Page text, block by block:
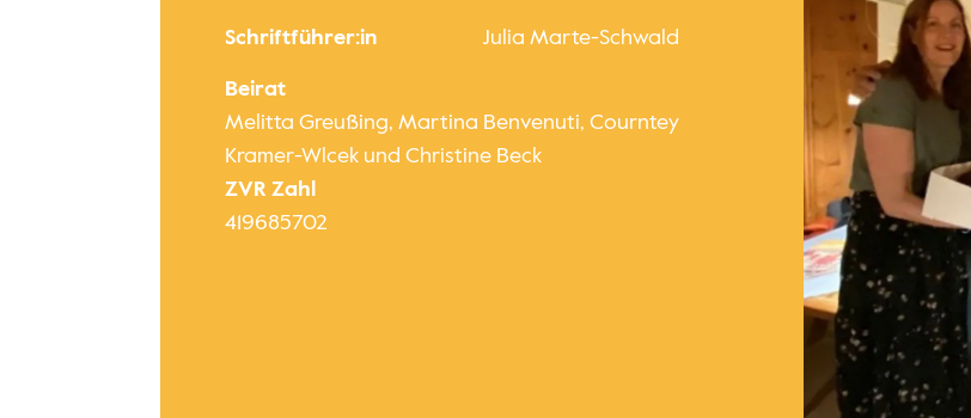
Schriftführer:in Julia Marte-Schwald
Beirat
Melitta Greußing, Martina Benvenuti, Courntey
Kramer-Wlcek und Christine Beck
ZVR Zahl
419685702